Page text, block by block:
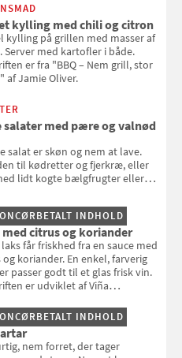
kylling med chili og citron
kylling på grillen med masser af
Server med kartofler i både.
er fra "BBQ – Nem grill, stor
af Jamie Oliver.
salater med pære og valnød
salat er skøn og nem at lave.
til kødretter og fjerkræ, eller
lidt kogte bælgfrugter eller
måltid. Opskriften er fra
Lorangs kogebog "Salat".
INDHOLD
med citrus og koriander
får friskhed fra en sauce med
koriander. En enkel, farverig
passer godt til et glas frisk vin.
er udviklet af Viña
INDHOLD
nem forret, der tager